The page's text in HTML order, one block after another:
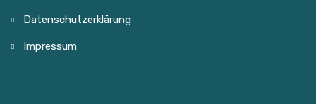
Datenschutzerklärung
Impressum